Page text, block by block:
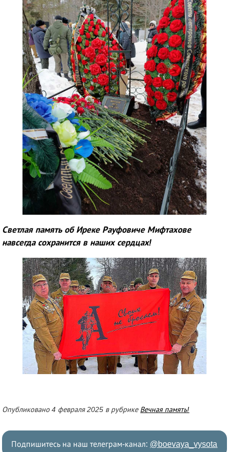
Светлая память об Иреке Рауфовиче Мифтахове
навсегда сохранится в наших сердцах!
Опубликовано 4 февраля 2025 в рубрике Вечная память!
Подпишитесь на наш телеграм-канал: @boevaya_vysota